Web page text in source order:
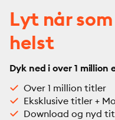
Lyt når
helst
Dyk ned i over 1
Over 1 million titler
Eksklusive titler +
Download og nyd